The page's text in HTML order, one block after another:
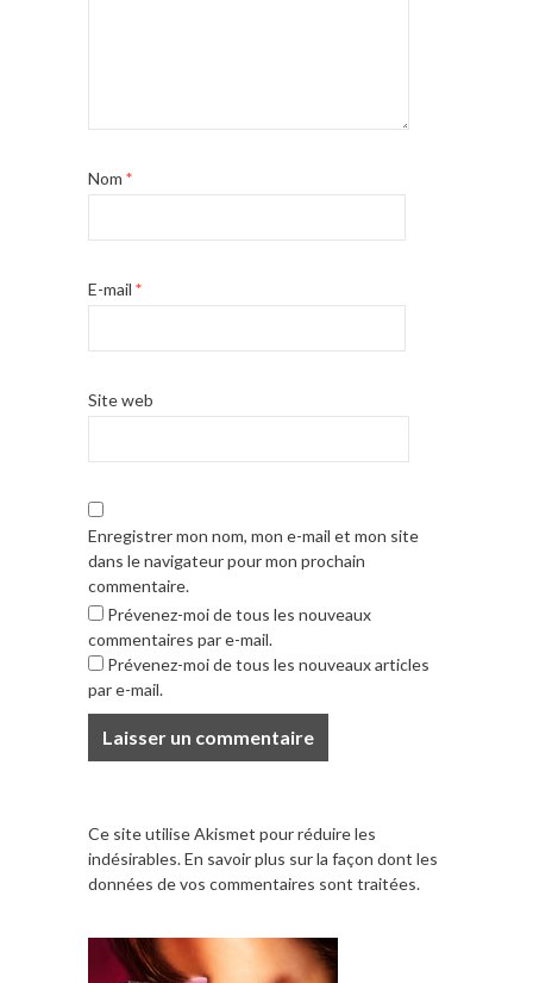
Nom *
E-mail *
Site web
Enregistrer mon nom, mon e-mail et mon site
dans le navigateur pour mon prochain
commentaire.
Prévenez-moi de tous les nouveaux
commentaires par e-mail.
Prévenez-moi de tous les nouveaux articles
par e-mail.
Ce site utilise Akismet pour réduire les
indésirables.En savoir plus sur la façon dont les
données de vos commentaires sont traitées.